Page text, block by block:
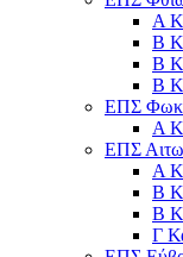
Α
Β
Β
Β
ΕΠΣ
Α
ΕΠΣ
Α
Β
Β
Γ